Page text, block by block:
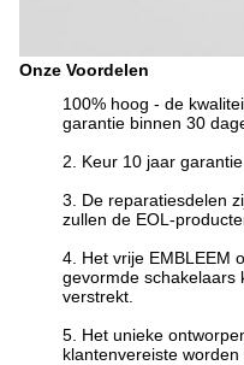
Onze Voordelen
100% hoog - de
garantie binnen 30
2. Keur 10 jaar
3. De reparatiesdelen
zullen de EOL-
4. Het vrije EMBLEEM
gevormde schakelaars
verstrekt.
5. Het unieke
klantenvereiste worden